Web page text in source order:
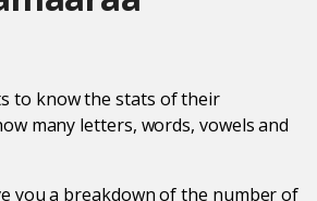
to know the stats of their
many letters, words, vowels and
you a breakdown of the number of